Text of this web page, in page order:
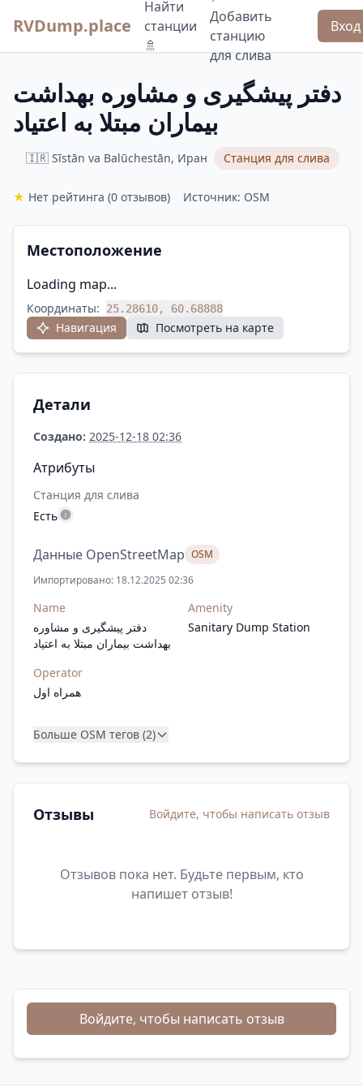
RVDump.place
Найти
станции
🚿
Добавить
станцию
для слива
Вход
دفتر پیشگیری و مشاوره بهداشت
بیماران مبتلا به اعتیاد
🇮🇷 Sīstān va Balūchestān, Иран Станция для слива
★ Нет рейтинга (0 отзывов) Источник: OSM
Местоположение
Loading map...
Координаты: 25.28610, 60.68888
Навигация Посмотреть на карте
Детали
Создано: 2025-12-18 02:36
Атрибуты
Станция для слива
Есть
Данные OpenStreetMap OSM
Импортировано: 18.12.2025 02:36
Name
دفتر پیشگیری و مشاوره
بهداشت بیماران مبتلا به اعتیاد
Amenity
Sanitary Dump Station
Operator
همراه اول
Больше OSM тегов (2)
Отзывы Войдите, чтобы написать отзыв
Отзывов пока нет. Будьте первым, кто
напишет отзыв!
Войдите, чтобы написать отзыв